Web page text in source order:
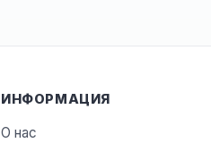
ИНФОРМАЦИЯ
О нас